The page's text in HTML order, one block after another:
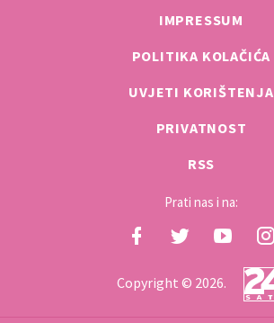
IMPRESSUM
POLITIKA KOLAČIĆA
UVJETI KORIŠTENJA
PRIVATNOST
RSS
Prati nas i na:
Copyright © 2026.